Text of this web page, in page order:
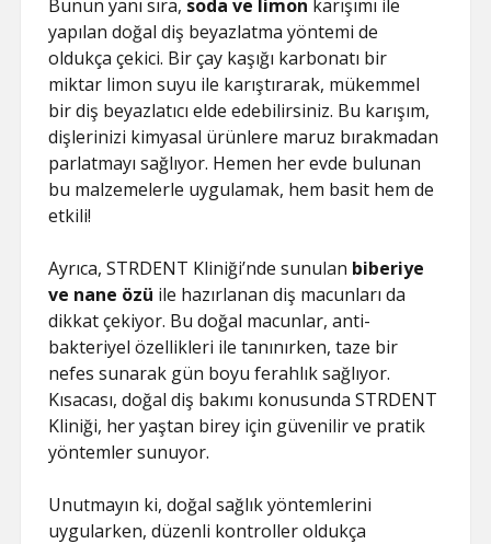
Bunun yanı sıra, soda ve limon karışımı ile
yapılan doğal diş beyazlatma yöntemi de
oldukça çekici. Bir çay kaşığı karbonatı bir
miktar limon suyu ile karıştırarak, mükemmel
bir diş beyazlatıcı elde edebilirsiniz. Bu karışım,
dişlerinizi kimyasal ürünlere maruz bırakmadan
parlatmayı sağlıyor. Hemen her evde bulunan
bu malzemelerle uygulamak, hem basit hem de
etkili!
Ayrıca, STRDENT Kliniği’nde sunulan biberiye
ve nane özü ile hazırlanan diş macunları da
dikkat çekiyor. Bu doğal macunlar, anti-
bakteriyel özellikleri ile tanınırken, taze bir
nefes sunarak gün boyu ferahlık sağlıyor.
Kısacası, doğal diş bakımı konusunda STRDENT
Kliniği, her yaştan birey için güvenilir ve pratik
yöntemler sunuyor.
Unutmayın ki, doğal sağlık yöntemlerini
uygularken, düzenli kontroller oldukça